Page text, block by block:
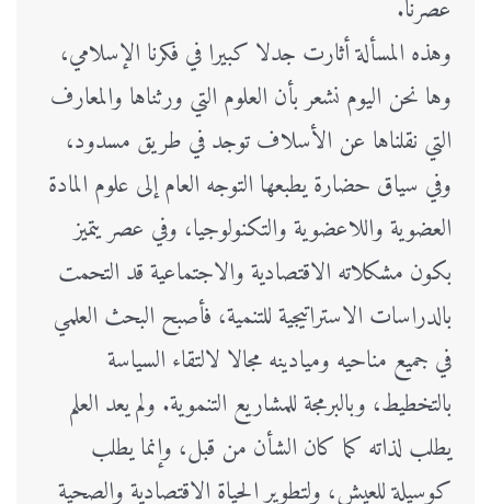
عصرنا.
وهذه المسألة أثارت جدلا كبيرا في فكرنا الإسلامي،
وها نحن اليوم نشعر بأن العلوم التي ورثناها والمعارف
التي نقلناها عن الأسلاف توجد في طريق مسدود،
وفي سياق حضارة يطبعها التوجه العام إلى علوم المادة
العضوية واللاعضوية والتكنولوجيا، وفي عصر يتميز
بكون مشكلاته الاقتصادية والاجتماعية قد التحمت
بالدراسات الاستراتيجية للتنمية، فأصبح البحث العلمي
في جميع مناحيه وميادينه مجالا لالتقاء السياسة
بالتخطيط، وبالبرمجة للمشاريع التنموية. ولم يعد العلم
يطلب لذاته كما كان الشأن من قبل، وإنما يطلب
كوسيلة للعيش، ولتطوير الحياة الاقتصادية والصحية